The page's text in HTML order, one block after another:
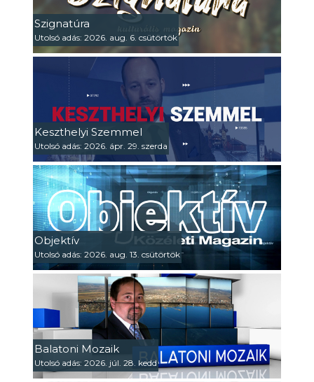
Szignatúra
Utolsó adás: 2026. aug. 6. csütörtök
Keszthelyi Szemmel
Utolsó adás: 2026. ápr. 29. szerda
Objektív
Utolsó adás: 2026. aug. 13. csütörtök
Balatoni Mozaik
Utolsó adás: 2026. júl. 28. kedd